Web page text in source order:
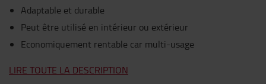
Adaptable et durable
Peut être utilisé en intérieur ou extérieur
Economiquement rentable car multi-usage
LIRE TOUTE LA DESCRIPTION